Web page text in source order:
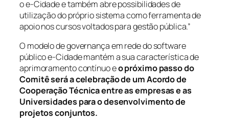
o e-Cidade e também abre possibilidades de
utilização do próprio sistema como ferramenta de
apoio nos cursos voltados para gestão pública.”
O modelo de governança em rede do software
público e-Cidade mantém a sua característica de
aprimoramento contínuo eo próximo passo do
Comitê será a celebração de um Acordo de
Cooperação Técnica entre as empresas e as
Universidades para o desenvolvimento de
projetos conjuntos.